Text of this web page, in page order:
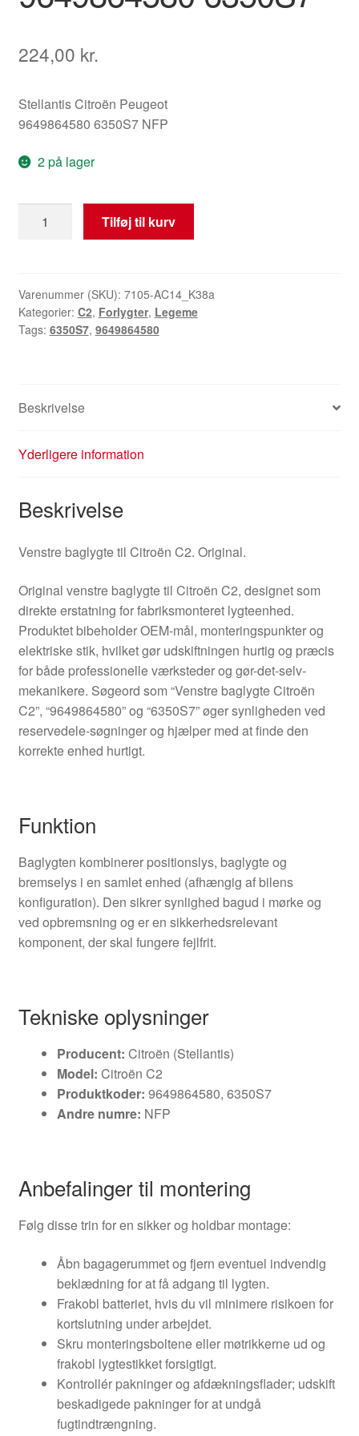
224,00 kr.
Stellantis Citroën Peugeot
9649864580 6350S7 NFP
2 på lager
baglygte
C2
9649864580
6350S7
Tilføj til kurv
Varenummer (SKU): 7105-AC14_K38a
Kategorier: C2, Forlygter, Legeme
Tags: 6350S7, 9649864580
Beskrivelse
Yderligere information
Beskrivelse
Venstre baglygte til Citroën C2. Original.
Original venstre baglygte til Citroën C2, designet som
direkte erstatning for fabriksmonteret lygteenhed.
Produktet bibeholder OEM-mål, monteringspunkter og
elektriske stik, hvilket gør udskiftningen hurtig og præcis
for både professionelle værksteder og gør-det-selv-
mekanikere. Søgeord som “Venstre baglygte Citroën
C2”, “9649864580” og “6350S7” øger synligheden ved
reservedele-søgninger og hjælper med at finde den
korrekte enhed hurtigt.
Funktion
Baglygten kombinerer positionslys, baglygte og
bremselys i en samlet enhed (afhængig af bilens
konfiguration). Den sikrer synlighed bagud i mørke og
ved opbremsning og er en sikkerhedsrelevant
komponent, der skal fungere fejlfrit.
Tekniske oplysninger
Producent: Citroën (Stellantis)
Model: Citroën C2
Produktkoder: 9649864580, 6350S7
Andre numre: NFP
Anbefalinger til montering
Følg disse trin for en sikker og holdbar montage:
Åbn bagagerummet og fjern eventuel indvendig
beklædning for at få adgang til lygten.
Frakobl batteriet, hvis du vil minimere risikoen for
kortslutning under arbejdet.
Skru monteringsboltene eller møtrikkerne ud og
frakobl lygtestikket forsigtigt.
Kontrollér pakninger og afdækningsflader; udskift
beskadigede pakninger for at undgå
fugtindtrængning.